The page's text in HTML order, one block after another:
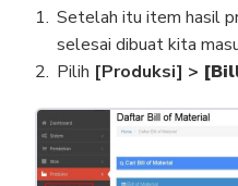
Setelah itu item hasil
selesai dibuat kita
Pilih [Produksi] >